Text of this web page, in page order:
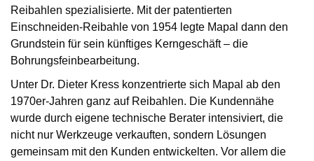
Reibahlen spezialisierte. Mit der patentierten
Einschneiden-Reibahle von 1954 legte Mapal dann den
Grundstein für sein künftiges Kerngeschäft – die
Bohrungsfeinbearbeitung.
Unter Dr. Dieter Kress konzentrierte sich Mapal ab den
1970er-Jahren ganz auf Reibahlen. Die Kundennähe
wurde durch eigene technische Berater intensiviert, die
nicht nur Werkzeuge verkauften, sondern Lösungen
gemeinsam mit den Kunden entwickelten. Vor allem die